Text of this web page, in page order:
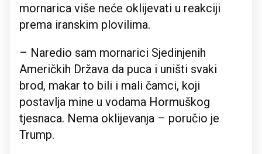
mornarica više neće oklijevati u reakciji
prema iranskim plovilima.
– Naredio sam mornarici Sjedinjenih
Američkih Država da puca i uništi svaki
brod, makar to bili i mali čamci, koji
postavlja mine u vodama Hormuškog
tjesnaca. Nema oklijevanja – poručio je
Trump.